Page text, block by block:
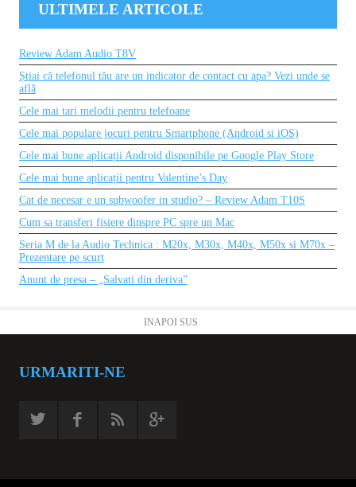
ULTIMELE ARTICOLE
Review Adam Audio T8V
Știai că telefonul tău are un indicator de contact cu apa? Vezi unde se
află
Cele mai tari melodii pentru telefoane
Cele mai populare jocuri pentru Smartphone (Android si iOS)
Cele mai bune aplicații Android disponibile pe Google Play Store
Cele mai bune aplicații pentru Valentine’s Day
Cat de necesar e un subwoofer in studio? – Review Adam T10S
Cum sa transferi fisiere dinspre PC spre un Mac
Seria M de la Audio Technica : M20x, M30x, M40x, M50x si M70x –
Prezentare pe scurt
Anunt de presa – „Salvati din deriva”
INAPOI SUS
URMARITI-NE